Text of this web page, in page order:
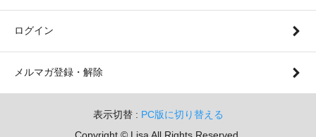
ログイン
メルマガ登録・解除
表示切替 : PC版に切り替える
Copyright © Lisa All Rights Reserved.